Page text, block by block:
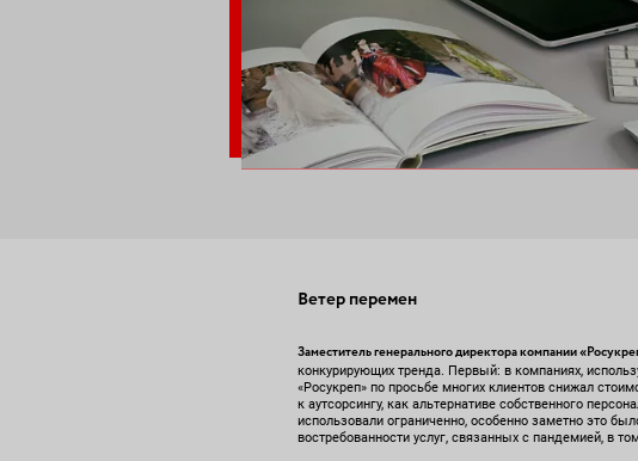
Ветер перемен
Заместитель генерального директора компании
конкурирующих тренда. Первый: в компаниях,
«Росукреп» по просьбе многих клиентов снижал
к аутсорсингу, как альтернативе собственного
использовали ограниченно, особенно заметно это
востребованности услуг, связанных с пандемией, в